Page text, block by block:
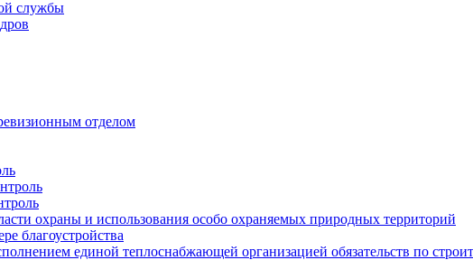
службы
отделом
охраны и использования особо охраняемых природных территорий
благоустройства
единой теплоснабжающей организацией обязательств по